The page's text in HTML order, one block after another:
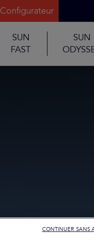
Configurateur
SUN
FAST
SUN
CONTINUER SANS